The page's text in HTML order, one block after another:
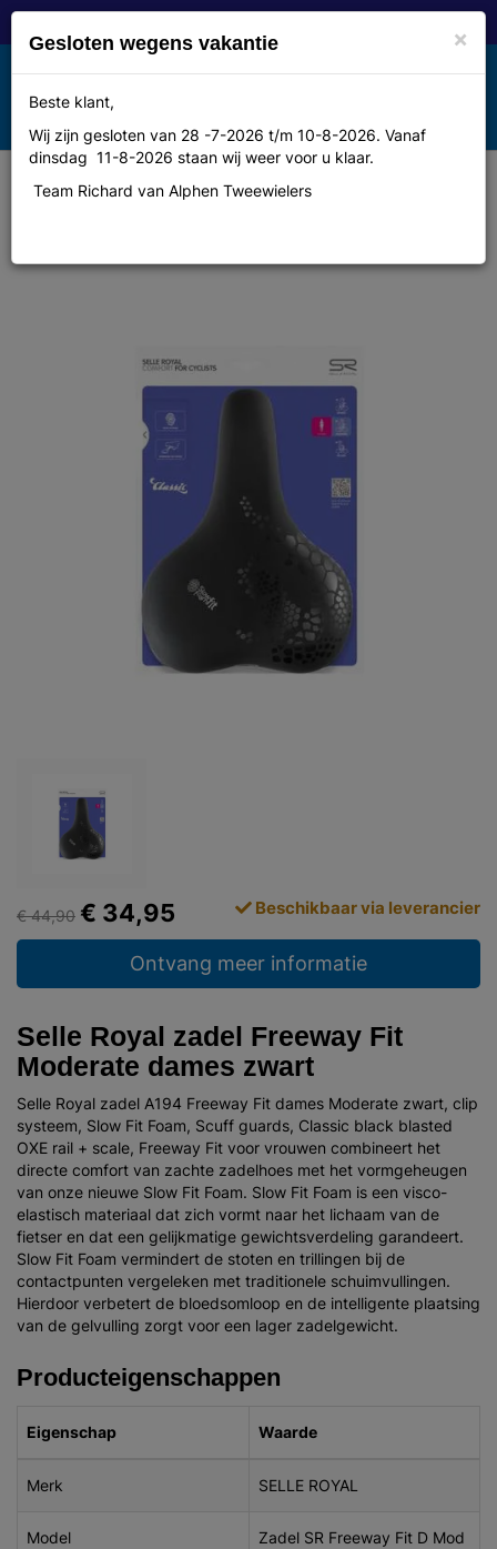
Toggle
navigation
MENU
Selle Royal zadel Freeway Fit
€ 44,90 € 34,95 Beschikbaar via leverancier
Ontvang meer informatie
Selle Royal zadel Freeway Fit
Moderate dames zwart
Selle Royal zadel A194 Freeway Fit dames Moderate zwart, clip
systeem, Slow Fit Foam, Scuff guards, Classic black blasted
OXE rail + scale, Freeway Fit voor vrouwen combineert het
directe comfort van zachte zadelhoes met het vormgeheugen
van onze nieuwe Slow Fit Foam. Slow Fit Foam is een visco-
elastisch materiaal dat zich vormt naar het lichaam van de
fietser en dat een gelijkmatige gewichtsverdeling garandeert.
Slow Fit Foam vermindert de stoten en trillingen bij de
contactpunten vergeleken met traditionele schuimvullingen.
Hierdoor verbetert de bloedsomloop en de intelligente plaatsing
van de gelvulling zorgt voor een lager zadelgewicht.
Producteigenschappen
Eigenschap Waarde
Merk SELLE ROYAL
Model Zadel SR Freeway Fit D Mod
×
Gesloten wegens vakantie
Beste klant,
Wij zijn gesloten van 28 -7-2026 t/m 10-8-2026. Vanaf
dinsdag 11-8-2026 staan wij weer voor u klaar.
Team Richard van Alphen Tweewielers